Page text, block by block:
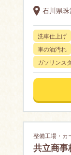
石川県
洗車仕上げ
車の油汚れ
ガソリンス
整備工場・カ
共立商事